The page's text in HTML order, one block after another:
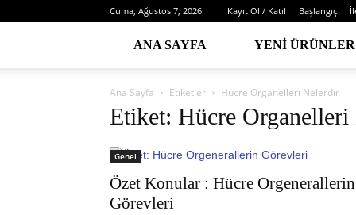
Cuma, Ağustos 7, 2026 Kayıt Ol / Katıl Başlangıç
ANA SAYFA YENI ÜRÜNLER
Ana Sayfa Etiketler Hücre Organelleri Nelerdir
Etiket: Hücre
Genel
Özet Konular : Hücre Orgenerallerin
Görevleri